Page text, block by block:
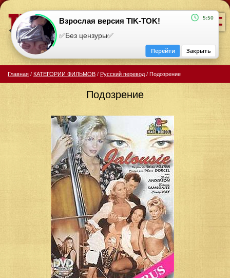
=
Главная / КАТЕГОРИИ ФИЛЬМОВ / Русский перевод / Подозрение
Подозрение
Взрослая версия TIK-TOK!
✅Без цензуры✅
5:50
Закрыть
Перейти